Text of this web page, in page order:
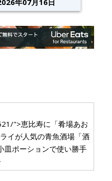
">恵比寿に「肴場あお
イが人気の青魚酒場「酒
皿ポーションで使い勝手